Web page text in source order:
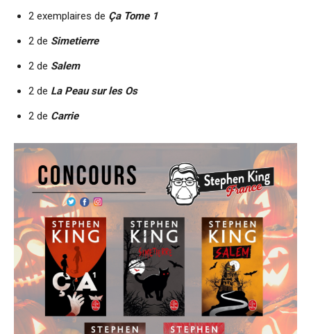
2 exemplaires de Ça Tome 1
2 de Simetierre
2 de Salem
2 de La Peau sur les Os
2 de Carrie